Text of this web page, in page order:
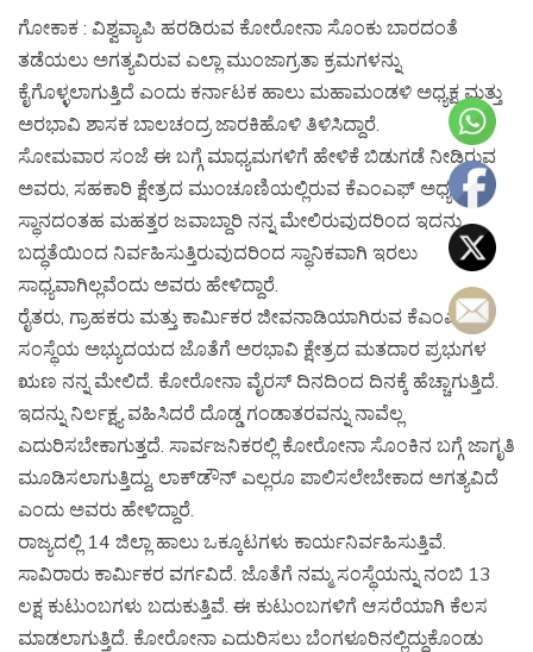
ಗೋಕಾಕ : ವಿಶ್ವವ್ಯಾಪಿ ಹರಡಿರುವ ಕೋರೋನಾ ಸೊಂಕು ಬಾರದಂತೆ
ತಡೆಯಲು ಅಗತ್ಯವಿರುವ ಎಲ್ಲಾ ಮುಂಜಾಗ್ರತಾ ಕ್ರಮಗಳನ್ನು
ಕೈಗೊಳ್ಳಲಾಗುತ್ತಿದೆ ಎಂದು ಕರ್ನಾಟಕ ಹಾಲು ಮಹಾಮಂಡಳಿ ಅಧ್ಯಕ್ಷ ಮತ್ತು
ಅರಭಾವಿ ಶಾಸಕ ಬಾಲಚಂದ್ರ ಜಾರಕಿಹೊಳಿ ತಿಳಿಸಿದ್ದಾರೆ.
ಸೋಮವಾರ ಸಂಜೆ ಈ ಬಗ್ಗೆ ಮಾಧ್ಯಮಗಳಿಗೆ ಹೇಳಿಕೆ ಬಿಡುಗಡೆ ನೀಡಿರುವ
ಅವರು, ಸಹಕಾರಿ ಕ್ಷೇತ್ರದ ಮುಂಚೂಣಿಯಲ್ಲಿರುವ ಕೆಎಂಎಫ್ ಅಧ್ಯಕ್ಷ
ಸ್ಥಾನದಂತಹ ಮಹತ್ತರ ಜವಾಬ್ದಾರಿ ನನ್ನ ಮೇಲಿರುವುದರಿಂದ ಇದನ್ನು
ಬದ್ಧತೆಯಿಂದ ನಿರ್ವಹಿಸುತ್ತಿರುವುದರಿಂದ ಸ್ಥಾನಿಕವಾಗಿ ಇರಲು
ಸಾಧ್ಯವಾಗಿಲ್ಲವೆಂದು ಅವರು ಹೇಳಿದ್ದಾರೆ.
ರೈತರು, ಗ್ರಾಹಕರು ಮತ್ತು ಕಾರ್ಮಿಕರ ಜೀವನಾಡಿಯಾಗಿರುವ ಕೆಎಂಎಫ್
ಸಂಸ್ಥೆಯ ಅಭ್ಯುದಯದ ಜೊತೆಗೆ ಅರಭಾವಿ ಕ್ಷೇತ್ರದ ಮತದಾರ ಪ್ರಭುಗಳ
ಋಣ ನನ್ನ ಮೇಲಿದೆ. ಕೋರೋನಾ ವೈರಸ್ ದಿನದಿಂದ ದಿನಕ್ಕೆ ಹೆಚ್ಚಾಗುತ್ತಿದೆ.
ಇದನ್ನು ನಿರ್ಲಕ್ಷ್ಯ ವಹಿಸಿದರೆ ದೊಡ್ಡ ಗಂಡಾತರವನ್ನು ನಾವೆಲ್ಲ
ಎದುರಿಸಬೇಕಾಗುತ್ತದೆ. ಸಾರ್ವಜನಿಕರಲ್ಲಿ ಕೋರೋನಾ ಸೊಂಕಿನ ಬಗ್ಗೆ ಜಾಗೃತಿ
ಮೂಡಿಸಲಾಗುತ್ತಿದ್ದು, ಲಾಕ್‍ಡೌನ್ ಎಲ್ಲರೂ ಪಾಲಿಸಲೇಬೇಕಾದ ಅಗತ್ಯವಿದೆ
ಎಂದು ಅವರು ಹೇಳಿದ್ದಾರೆ.
ರಾಜ್ಯದಲ್ಲಿ 14 ಜಿಲ್ಲಾ ಹಾಲು ಒಕ್ಕೂಟಗಳು ಕಾರ್ಯನಿರ್ವಹಿಸುತ್ತಿವೆ.
ಸಾವಿರಾರು ಕಾರ್ಮಿಕರ ವರ್ಗವಿದೆ. ಜೊತೆಗೆ ನಮ್ಮ ಸಂಸ್ಥೆಯನ್ನು ನಂಬಿ 13
ಲಕ್ಷ ಕುಟುಂಬಗಳು ಬದುಕುತ್ತಿವೆ. ಈ ಕುಟುಂಬಗಳಿಗೆ ಆಸರೆಯಾಗಿ ಕೆಲಸ
ಮಾಡಲಾಗುತ್ತಿದೆ. ಕೋರೋನಾ ಎದುರಿಸಲು ಬೆಂಗಳೂರಿನಲ್ಲಿದ್ದುಕೊಂಡು